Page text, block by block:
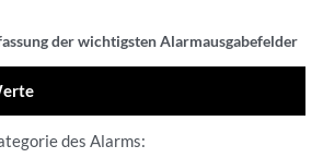
der wichtigsten Alarmausgabefelder
des Alarms: